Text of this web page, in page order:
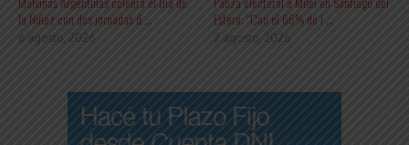
la Niñez con dos jornadas d ...
6 agosto, 2026
Estero: “Con el 66% de l ...
2 agosto, 2026